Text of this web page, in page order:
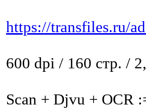
https://transfiles.ru/
600 dpi / 160 стр. /
Scan + Djvu + OCR